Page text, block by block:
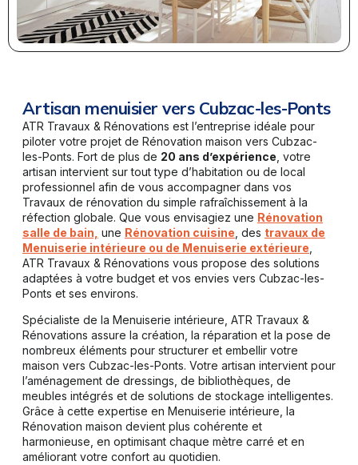
Artisan menuisier vers Cubzac-les-Ponts
ATR Travaux & Rénovations est l’entreprise idéale pour
piloter votre projet de Rénovation maison vers Cubzac-
les-Ponts. Fort de plus de 20 ans d’expérience , votre
artisan intervient sur tout type d’habitation ou de local
professionnel afin de vous accompagner dans vos
Travaux de rénovation du simple rafraîchissement à la
réfection globale. Que vous envisagiez une Rénovation
salle de bain, une Rénovation cuisine , des travaux de
Menuiserie intérieure ou de Menuiserie extérieure
ATR Travaux & Rénovations vous propose des solutions
adaptées à votre budget et vos envies vers Cubzac-les-
Ponts et ses environs.
Spécialiste de la Menuiserie intérieure, ATR Travaux &
Rénovations assure la création, la réparation et la pose de
nombreux éléments pour structurer et embellir votre
maison vers Cubzac-les-Ponts. Votre artisan intervient pour
l’aménagement de dressings, de bibliothèques, de
meubles intégrés et de solutions de stockage intelligentes.
Grâce à cette expertise en Menuiserie intérieure, la
Rénovation maison devient plus cohérente et
harmonieuse, en optimisant chaque mètre carré et en
améliorant votre confort au quotidien.